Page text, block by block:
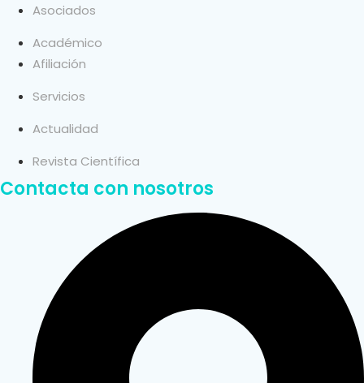
Asociados
Académico
Afiliación
Servicios
Actualidad
Revista Científica
Contacta con nosotros